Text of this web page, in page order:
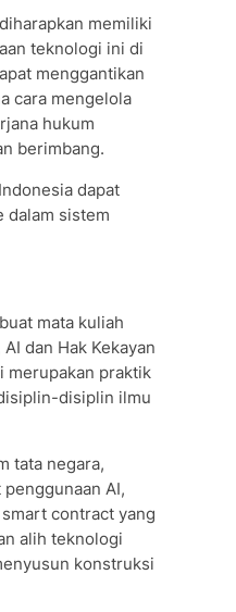
memiliki
teknologi ini di
menggantikan
cara mengelola
hukum
berimbang.
dapat
dalam sistem
mata kuliah
dan Hak Kekayan
merupakan praktik
disiplin ilmu
tata negara,
AI,
contract yang
alih teknologi
konstruksi